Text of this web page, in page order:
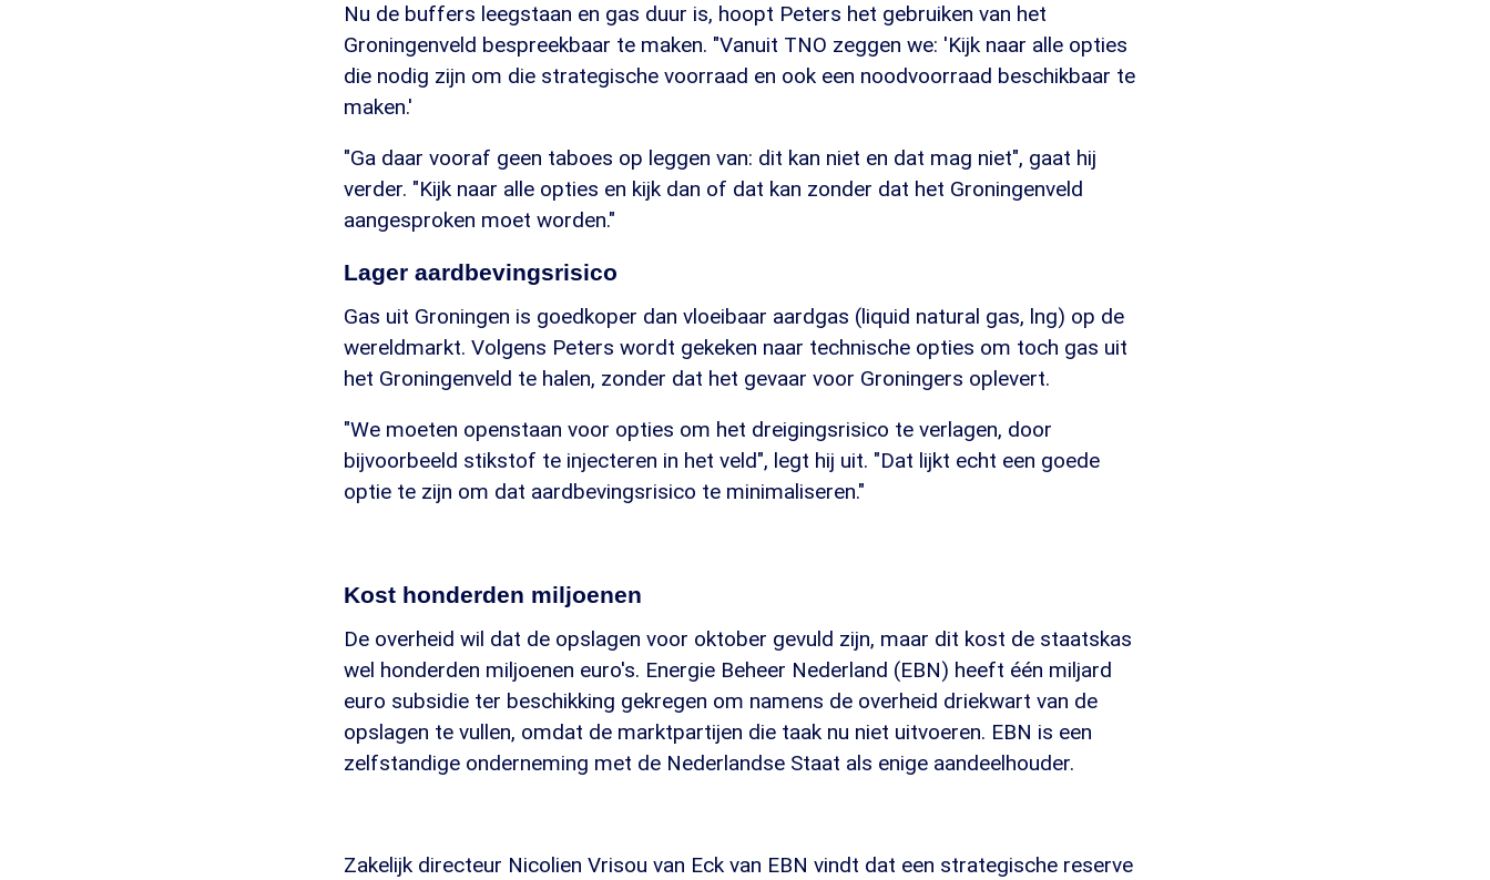
Nu de buffers leegstaan en gas duur is, hoopt Peters het gebruiken van het
Groningenveld bespreekbaar te maken. "Vanuit TNO zeggen we: 'Kijk naar alle opties
die nodig zijn om die strategische voorraad en ook een noodvoorraad beschikbaar te
maken.'
"Ga daar vooraf geen taboes op leggen van: dit kan niet en dat mag niet", gaat hij
verder. "Kijk naar alle opties en kijk dan of dat kan zonder dat het Groningenveld
aangesproken moet worden."
Lager aardbevingsrisico
Gas uit Groningen is goedkoper dan vloeibaar aardgas (liquid natural gas, lng) op de
wereldmarkt. Volgens Peters wordt gekeken naar technische opties om toch gas uit
het Groningenveld te halen, zonder dat het gevaar voor Groningers oplevert.
"We moeten openstaan voor opties om het dreigingsrisico te verlagen, door
bijvoorbeeld stikstof te injecteren in het veld", legt hij uit. "Dat lijkt echt een goede
optie te zijn om dat aardbevingsrisico te minimaliseren."
Kost honderden miljoenen
De overheid wil dat de opslagen voor oktober gevuld zijn, maar dit kost de staatskas
wel honderden miljoenen euro's. Energie Beheer Nederland (EBN) heeft één miljard
euro subsidie ter beschikking gekregen om namens de overheid driekwart van de
opslagen te vullen, omdat de marktpartijen die taak nu niet uitvoeren. EBN is een
zelfstandige onderneming met de Nederlandse Staat als enige aandeelhouder.
Zakelijk directeur Nicolien Vrisou van Eck van EBN vindt dat een strategische reserve